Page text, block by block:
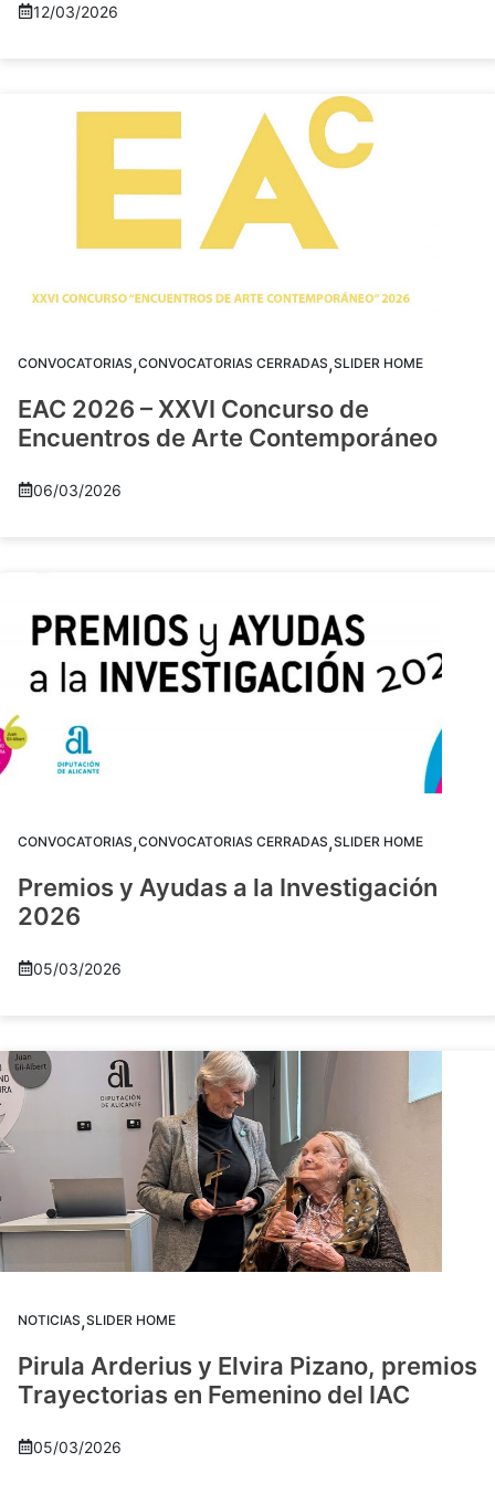
12/03/2026
CONVOCATORIAS,CONVOCATORIAS CERRADAS,SLIDER HOME
EAC 2026 – XXVI Concurso de
Encuentros de Arte Contemporáneo
06/03/2026
CONVOCATORIAS,CONVOCATORIAS CERRADAS,SLIDER HOME
Premios y Ayudas a la Investigación
2026
05/03/2026
NOTICIAS,SLIDER HOME
Pirula Arderius y Elvira Pizano, premios
Trayectorias en Femenino del IAC
05/03/2026